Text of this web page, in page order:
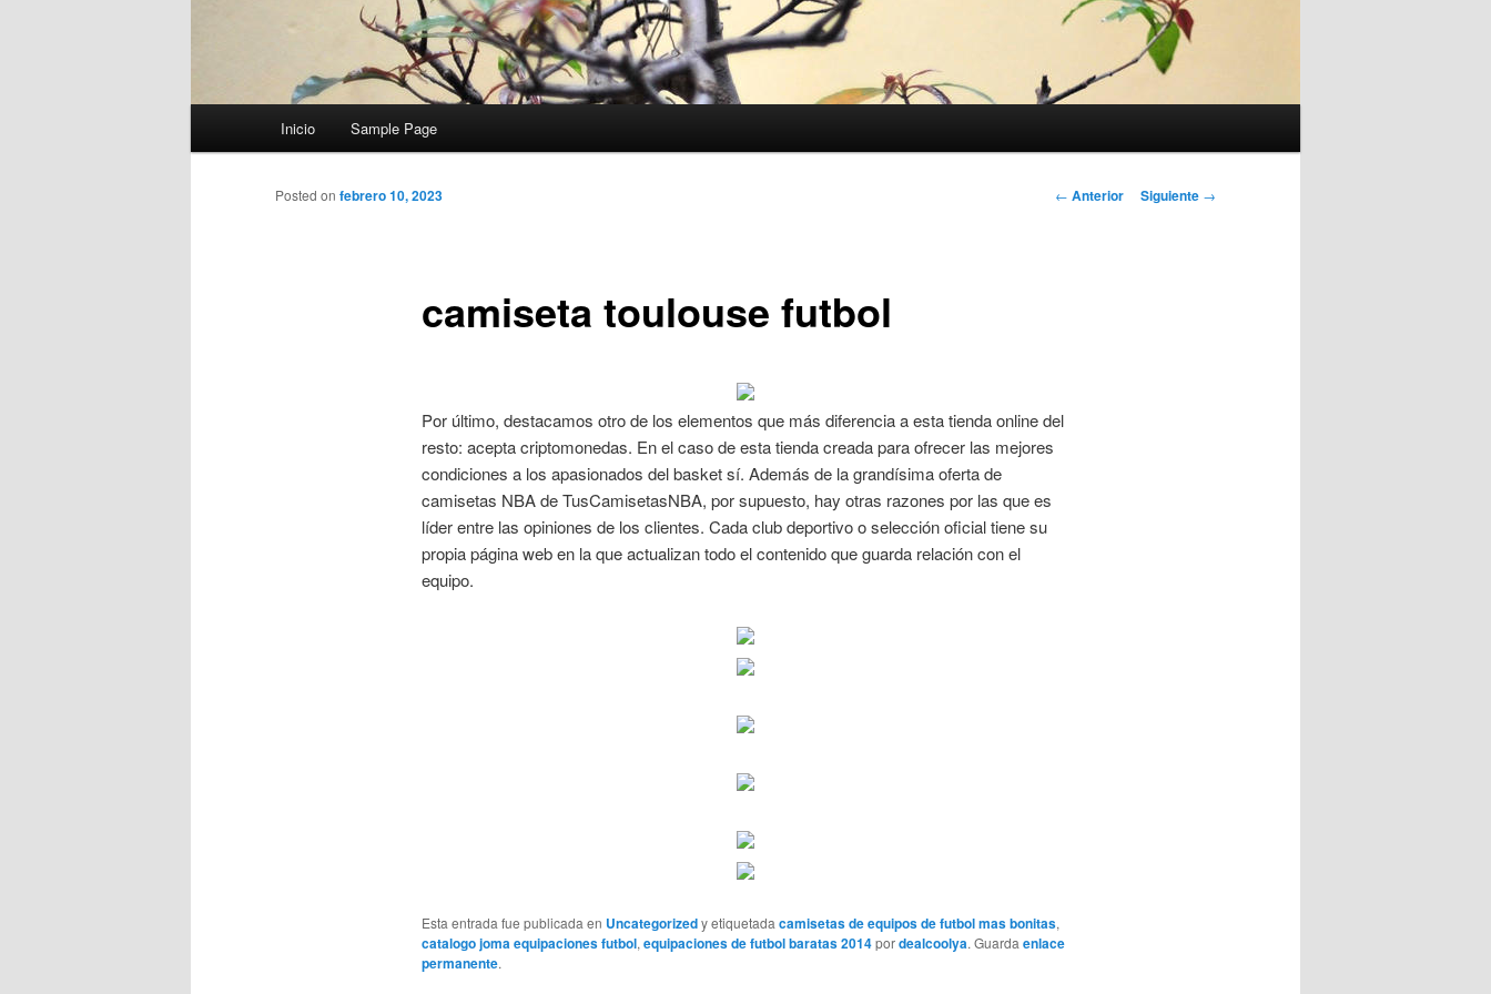
Inicio Sample Page
Navegación
← Anterior Siguiente →
camiseta toulouse futbol
Posted on febrero 10, 2023
Por último, destacamos otro de los elementos que más diferencia a esta tienda online del
resto: acepta criptomonedas. En el caso de esta tienda creada para ofrecer las mejores
condiciones a los apasionados del basket sí. Además de la grandísima oferta de
camisetas NBA de TusCamisetasNBA, por supuesto, hay otras razones por las que es
líder entre las opiniones de los clientes. Cada club deportivo o selección oficial tiene su
propia página web en la que actualizan todo el contenido que guarda relación con el
equipo.
Esta entrada fue publicada en Uncategorizedy etiquetadacamisetas de equipos de futbol mas bonitas,
catalogo joma equipaciones futbol,equipaciones de futbol baratas 2014pordealcoolya. Guardaenlace
permanente.